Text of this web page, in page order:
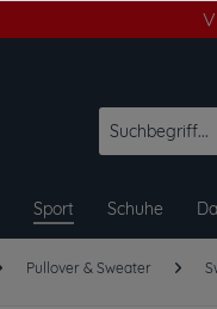
Sport Schuhe
Pullover & Sweater